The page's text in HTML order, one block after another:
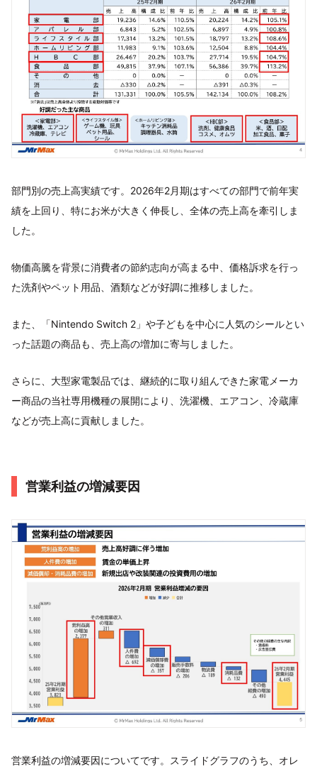
部門別の売上高実績です。2026年2月期はすべての部門で前年実
績を上回り、特にお米が大きく伸長し、全体の売上高を牽引しま
した。
物価高騰を背景に消費者の節約志向が高まる中、価格訴求を行っ
た洗剤やペット用品、酒類などが好調に推移しました。
また、「Nintendo Switch 2」や子どもを中心に人気のシールとい
った話題の商品も、売上高の増加に寄与しました。
さらに、大型家電製品では、継続的に取り組んできた家電メーカ
ー商品の当社専用機種の展開により、洗濯機、エアコン、冷蔵庫
などが売上高に貢献しました。
営業利益の増減要因
営業利益の増減要因についてです。スライドグラフのうち、オレ